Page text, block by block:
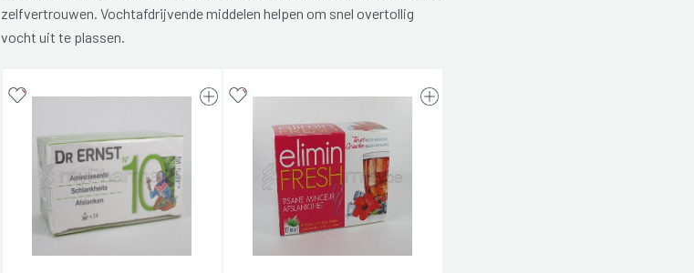
zelfvertrouwen. Vochtafdrijvende middelen helpen om snel overtollig
vocht uit te plassen.